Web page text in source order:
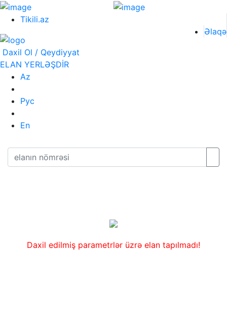
Tikili.az
Əlaqə
Daxil Ol / Qeydiyyat
ELAN YERLƏŞDİR
Az
Рус
En
Daxil edilmiş parametrlər üzrə elan tapılmadı!